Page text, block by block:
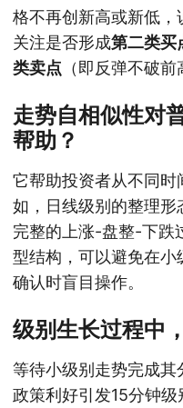
格不再创新高或新低
关注是否形成第二类买
类卖点 （即反弹不破前
走势自相似性对
帮助？
它帮助投资者从不同
如，日线级别的整理
完整的上涨-盘整-下跌
型结构，可以避免在
确认时盲目操作。
级别生长过程中
等待小级别走势完成其
政策利好引发15分钟